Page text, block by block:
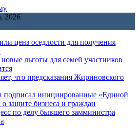
2026
ценз оседлости для получения
льготы для семей участников
что предсказания Жириновского
инициированные «Единой
защите бизнеса и граждан
по делу бывшего замминистра